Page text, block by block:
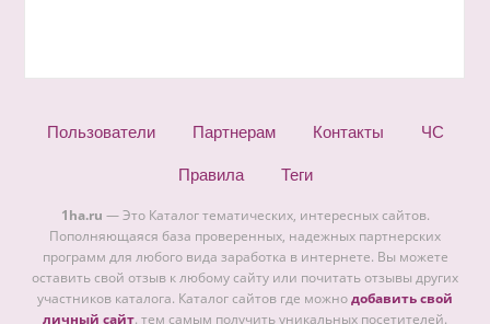
Пользователи Партнерам Контакты ЧС
Правила Теги
1ha.ru — Это Каталог тематических, интересных сайтов.
Пополняющаяся база проверенных, надежных партнерских
программ для любого вида заработка в интернете. Вы можете
оставить свой отзыв к любому сайту или почитать отзывы других
участников каталога. Каталог сайтов где можнодобавить свой
личный сайт. тем самым получить уникальных посетителей.